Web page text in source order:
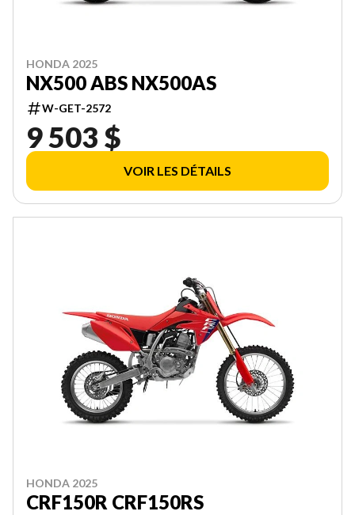
HONDA 2025
NX500 ABS NX500AS
W-GET-2572
9 503 $
VOIR LES DÉTAILS
HONDA 2025
CRF150R CRF150RS